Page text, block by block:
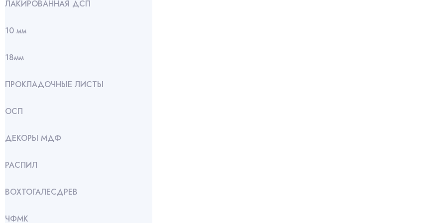
ЛАКИРОВАННАЯ ДСП
10 мм
18мм
ПРОКЛАДОЧНЫЕ ЛИСТЫ
ОСП
ДЕКОРЫ МДФ
РАСПИЛ
ВОХТОГАЛЕСДРЕВ
ЧФМК